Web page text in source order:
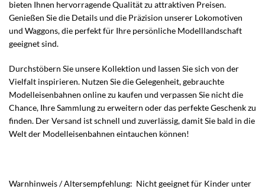
bieten Ihnen hervorragende Qualität zu attraktiven Preisen.
Genießen Sie die Details und die Präzision unserer Lokomotiven
und Waggons, die perfekt für Ihre persönliche Modelllandschaft
geeignet sind.
Durchstöbern Sie unsere Kollektion und lassen Sie sich von der
Vielfalt inspirieren. Nutzen Sie die Gelegenheit, gebrauchte
Modelleisenbahnen online zu kaufen und verpassen Sie nicht die
Chance, Ihre Sammlung zu erweitern oder das perfekte Geschenk zu
finden. Der Versand ist schnell und zuverlässig, damit Sie bald in die
Welt der Modelleisenbahnen eintauchen können!
Warnhinweis / Altersempfehlung: Nicht geeignet für Kinder unter